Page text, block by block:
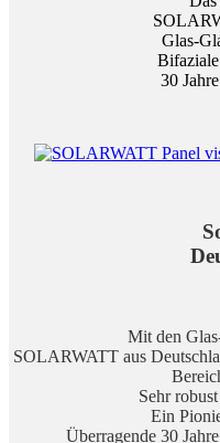
Glas-
30
Mit den
SOLARWATT aus
Sehr
Ein
Überragende 30